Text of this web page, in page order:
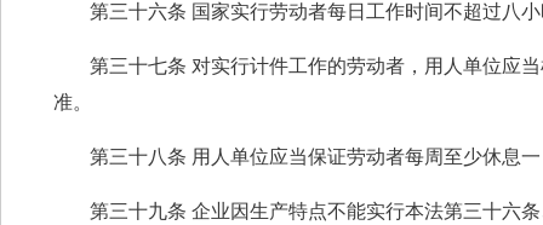
第三十六条 国家实行劳动者每日工作时间不超过八
第三十七条 对实行计件工作的劳动者，用人单位应
准。
第三十八条 用人单位应当保证劳动者每周至少休息
第三十九条 企业因生产特点不能实行本法第三十六